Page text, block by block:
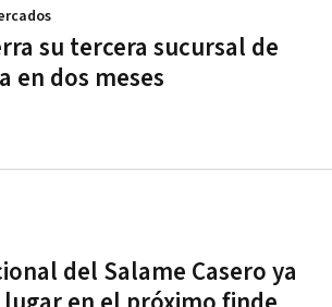
su tercera sucursal de
en dos meses
del Salame Casero ya